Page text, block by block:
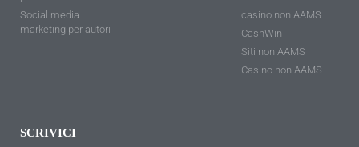
Social media
marketing per autori
casino non AAMS
CashWin
Siti non AAMS
Casino non AAMS
SCRIVICI